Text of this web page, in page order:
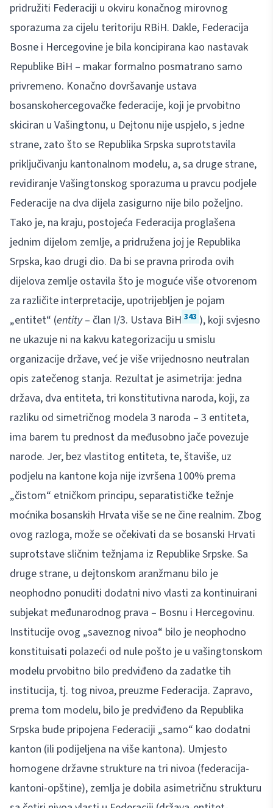
pridružiti Federaciji u okviru konačnog mirovnog
sporazuma za cijelu teritoriju RBiH. Dakle, Federacija
Bosne i Hercegovine je bila koncipirana kao nastavak
Republike BiH – makar formalno posmatrano samo
privremeno. Konačno dovršavanje ustava
bosanskohercegovačke federacije, koji je prvobitno
skiciran u Vašingtonu, u Dejtonu nije uspjelo, s jedne
strane, zato što se Republika Srpska suprotstavila
priključivanju kantonalnom modelu, a, sa druge strane,
revidiranje Vašingtonskog sporazuma u pravcu podjele
Federacije na dva dijela zasigurno nije bilo poželjno.
Tako je, na kraju, postojeća Federacija proglašena
jednim dijelom zemlje, a pridružena joj je Republika
Srpska, kao drugi dio. Da bi se pravna priroda ovih
dijelova zemlje ostavila što je moguće više otvorenom
za različite interpretacije, upotrijebljen je pojam
„entitet“ (entity– član I/3. Ustava BiH 343 ), koji svjesno
ne ukazuje ni na kakvu kategorizaciju u smislu
organizacije države, već je više vrijednosno neutralan
opis zatečenog stanja. Rezultat je asimetrija: jedna
država, dva entiteta, tri konstitutivna naroda, koji, za
razliku od simetričnog modela 3 naroda – 3 entiteta,
ima barem tu prednost da međusobno jače povezuje
narode. Jer, bez vlastitog entiteta, te, štaviše, uz
podjelu na kantone koja nije izvršena 100% prema
„čistom“ etničkom principu, separatističke težnje
moćnika bosanskih Hrvata više se ne čine realnim. Zbog
ovog razloga, može se očekivati da se bosanski Hrvati
suprotstave sličnim težnjama iz Republike Srpske. Sa
druge strane, u dejtonskom aranžmanu bilo je
neophodno ponuditi dodatni nivo vlasti za kontinuirani
subjekat međunarodnog prava – Bosnu i Hercegovinu.
Institucije ovog „saveznog nivoa“ bilo je neophodno
konstituisati polazeći od nule pošto je u vašingtonskom
modelu prvobitno bilo predviđeno da zadatke tih
institucija, tj. tog nivoa, preuzme Federacija. Zapravo,
prema tom modelu, bilo je predviđeno da Republika
Srpska bude pripojena Federaciji „samo“ kao dodatni
kanton (ili podijeljena na više kantona). Umjesto
homogene državne strukture na tri nivoa (federacija-
kantoni-opštine), zemlja je dobila asimetričnu strukturu